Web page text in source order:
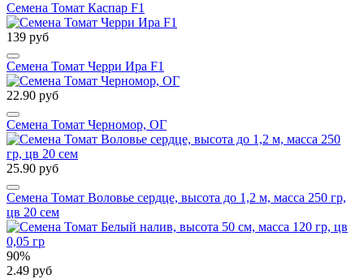
Семена Томат Каспар F1
139 руб
Семена Томат Черри Ира F1
22.90 руб
Семена Томат Черномор, ОГ
25.90 руб
Семена Томат Воловье сердце, высота до 1,2 м, масса 250 гр,
цв 20 сем
90%
2.49 руб